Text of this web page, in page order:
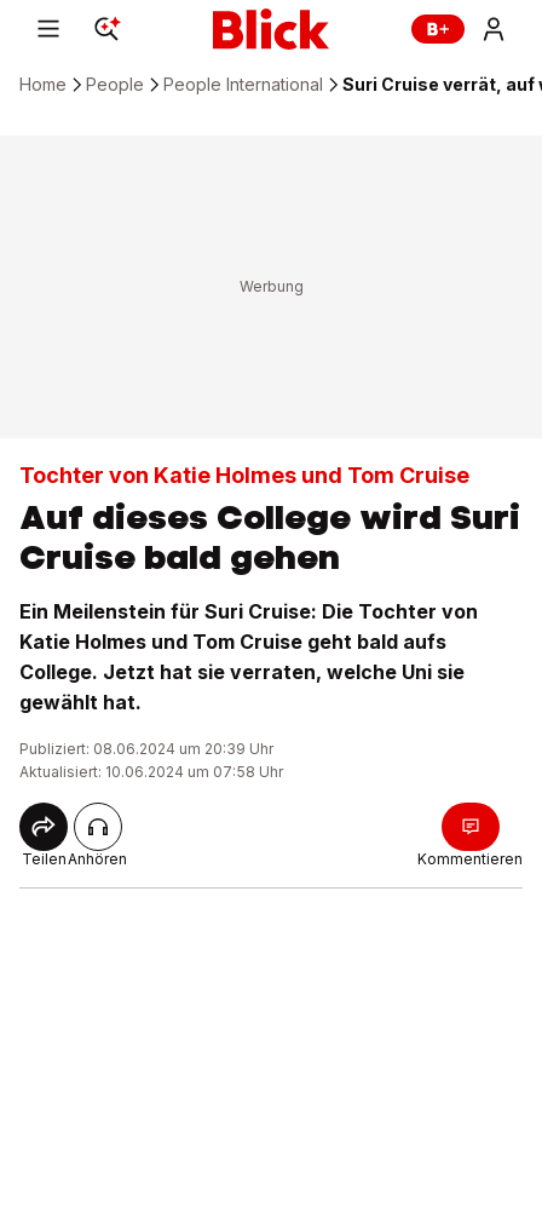
Home People People International Suri Cruise verrät, auf
Tochter von Katie Holmes und Tom Cruise
Auf dieses College wird Suri
Cruise bald gehen
Ein Meilenstein für Suri Cruise: Die Tochter von
Katie Holmes und Tom Cruise geht bald aufs
College. Jetzt hat sie verraten, welche Uni sie
gewählt hat.
Publiziert: 08.06.2024 um 20:39 Uhr
Aktualisiert: 10.06.2024 um 07:58 Uhr
TeilenAnhören Kommentieren